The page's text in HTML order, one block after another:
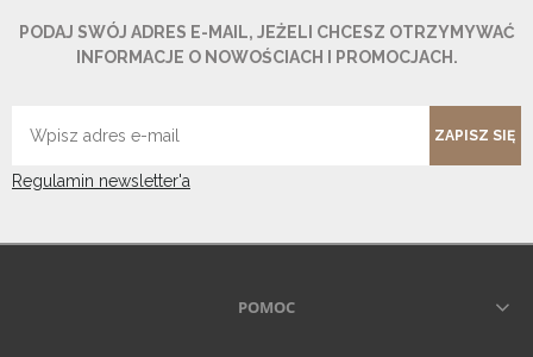
PODAJ SWÓJ ADRES E-MAIL, JEŻELI CHCESZ OTRZYMYWAĆ
INFORMACJE O NOWOŚCIACH I PROMOCJACH.
ZAPISZ SIĘ
Regulamin newsletter'a
POMOC